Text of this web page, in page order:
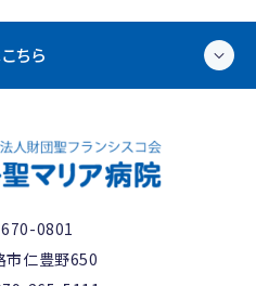
ちら
0801
市仁豊野650